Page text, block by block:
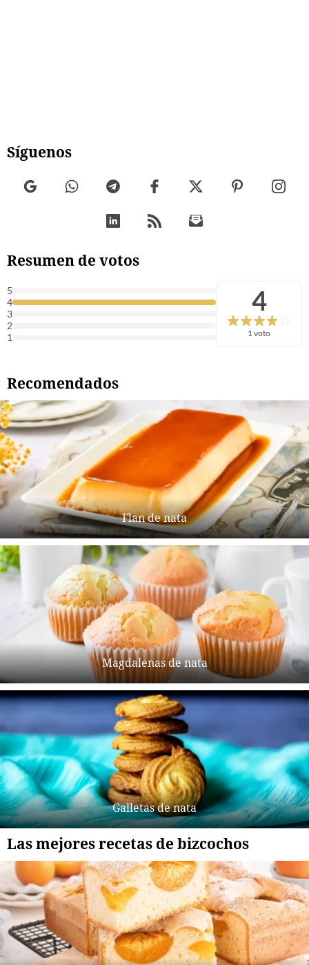
Síguenos
Resumen de votos
5
4
3
2
1
4
1 voto
Recomendados
Flan de nata
Magdalenas de nata
Galletas de nata
Las mejores recetas de bizcochos